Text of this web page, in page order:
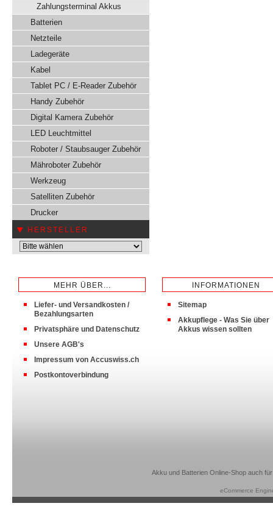
Zahlungsterminal Akkus
Batterien
Netzteile
Ladegeräte
Kabel
Tablet PC / E-Reader Zubehör
Handy Zubehör
Digital Kamera Zubehör
LED Leuchtmittel
Roboter / Staubsauger Zubehör
Mähroboter Zubehör
Werkzeug
Satelliten Zubehör
Drucker
HERSTELLER
MEHR ÜBER...
Liefer- und Versandkosten /
Bezahlungsarten
Privatsphäre und Datenschutz
Unsere AGB's
Impressum von Accuswiss.ch
Postkontoverbindung
INFORMATIONEN
Sitemap
Akkupflege - Was Sie über
Akkus wissen sollten
Akku und Batterien Online-Shop auch
eCommerce